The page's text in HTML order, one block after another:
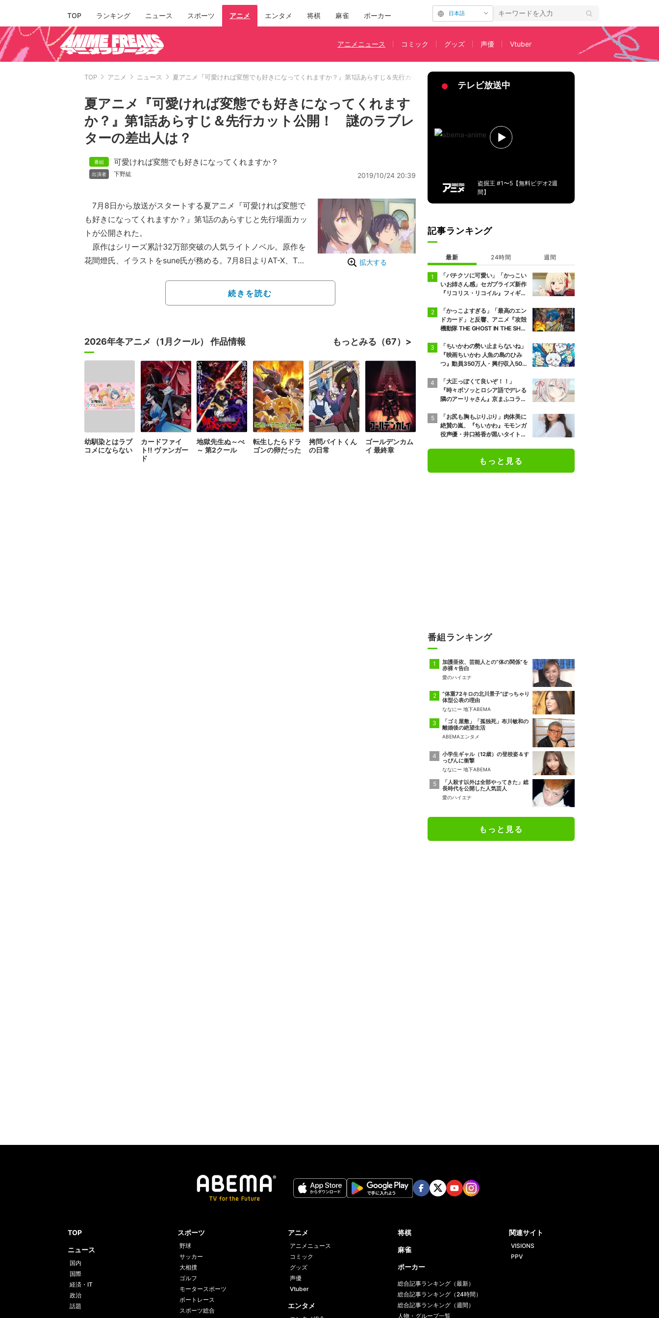
TOP ランキング ニュース スポーツ アニメ エンタメ 将棋 麻雀 ポーカー 日本語
アニメニュース コミック グッズ 声優 Vtuber
TOP アニメ ニュース 夏アニメ『可愛ければ変態でも好きになってくれますか？』第1話あらすじ＆先行カット公開！ 謎のラブレターの差出人は？
夏アニメ『可愛ければ変態でも好きになってくれます
か？』第1話あらすじ＆先行カット公開！ 謎のラブレ
ターの差出人は？
可愛ければ変態でも好きになってくれますか？
下野紘 2019/10/24 20:39
拡大する
7月8日から放送がスタートする夏アニメ『可愛ければ変態で
も好きになってくれますか？』第1話のあらすじと先行場面カッ
トが公開された。
原作はシリーズ累計32万部突破の人気ライトノベル。原作を
花間燈氏、イラストをsune氏が務める。7月8日よりAT-X、TO
本作は彼女いない歴＝年齢な普通の高校生・桐生慧輝が、突
然もらった差出人名なしのラブレターに添えられた女物のパン
で呼び寄せてしまう。
続きを読む
2026年冬アニメ（1月クール） 作品情報 もっとみる（67）
幼馴染とはラブ
コメにならない
カードファイ
ト!! ヴァンガー
ド
地獄先生ぬ～べ
～ 第2クール
転生したらドラ
ゴンの卵だった
拷問バイトくん
の日常
ゴールデンカム
イ 最終章
テレビ放送中
盗掘王 #1〜5【無料ビデオ2週
間】
記事ランキング
最新 24時間 週間
「バチクソに可愛い」「かっこい
いお姉さん感」セガプライズ新作
『リコリス・リコイル』フィギュ
「かっこよすぎる」「最高のエン
ドカード」と反響、アニメ『攻殻
機動隊 THE GHOST IN THE SHEL
「ちいかわの勢い止まらないね」
『映画ちいかわ 人魚の島のひみ
つ』動員350万人・興行収入50億
「大正っぽくて良いぞ！！」
『時々ボソッとロシア語でデレる
隣のアーリャさん』京まふコラボ
「お尻も胸もぷりぷり」肉体美に
絶賛の嵐、『ちいかわ』モモンガ
役声優・井口裕香が黒いタイトウ
もっと見る
番組ランキング
加護亜依、芸能人との“体の関係”を
赤裸々告白
愛のハイエナ
“体重72キロの北川景子”ぽっちゃり
体型公表の理由
ななにー 地下ABEMA
「ゴミ屋敷」「孤独死」布川敏和の
離婚後の絶望生活
ABEMAエンタメ
小学生ギャル（12歳）の登校姿＆す
っぴんに衝撃
ななにー 地下ABEMA
「人殺す以外は全部やってきた」総
長時代を公開した人気芸人
愛のハイエナ
もっと見る
TOP
ニュース
国内
国際
経済・IT
政治
話題
スポーツ
野球
サッカー
大相撲
ゴルフ
モータースポーツ
ボートレース
スポーツ総合
アニメ
アニメニュース
コミック
グッズ
声優
Vtuber
エンタメ
将棋
麻雀
ポーカー
総合記事ランキング（最新）
総合記事ランキング（24時間）
総合記事ランキング（週間）
人物・グループ一覧
関連サイト
VISIONS
PPV